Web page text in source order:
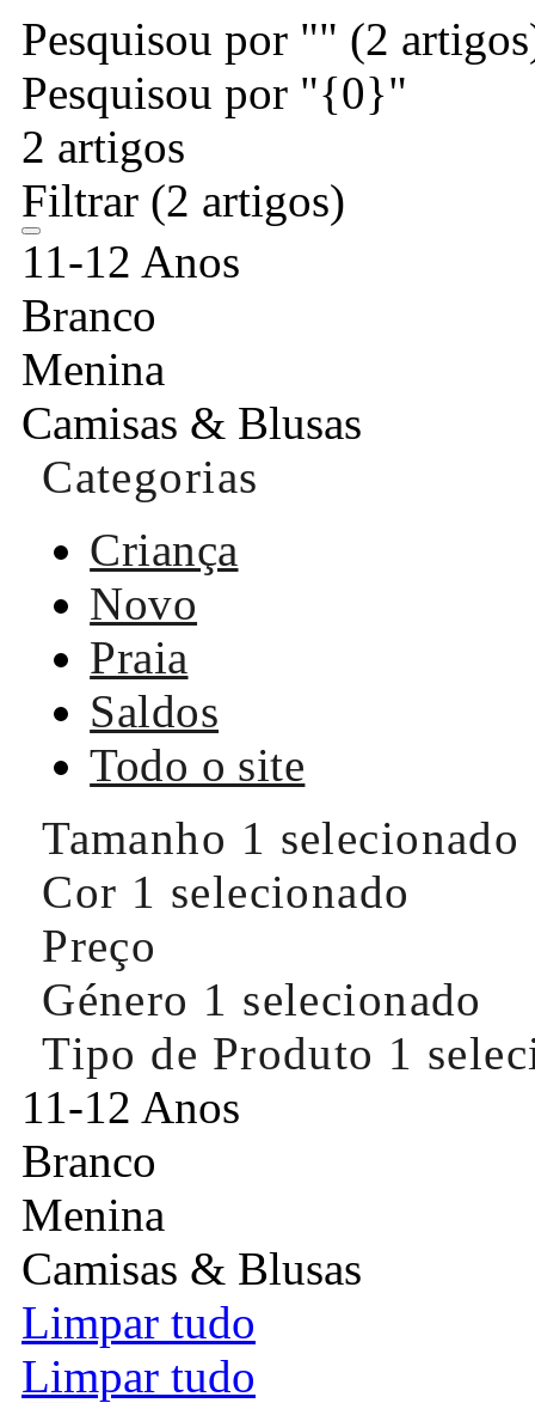
Pesquisou por "" (2
Pesquisou por "{0}"
2 artigos
Filtrar (2 artigos)
11-12 Anos
Branco
Menina
Camisas & Blusas
Categorias
Criança
Novo
Praia
Saldos
Todo o site
Tamanho 1 selecionado
Cor 1 selecionado
Preço
Género 1 selecionado
Tipo de Produto 1
11-12 Anos
Branco
Menina
Camisas & Blusas
Limpar tudo
Limpar tudo